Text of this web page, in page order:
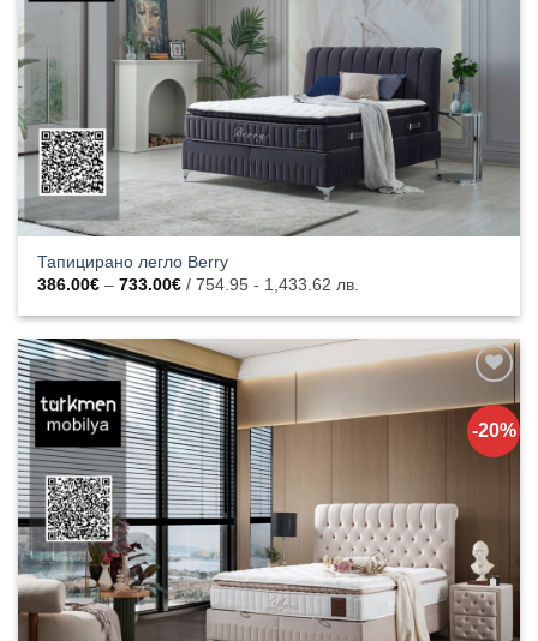
Тапицирано легло Berry
386.00€ – 733.00€Price
386.00€
733.00€
/ 754.95 - 1,433.62 лв.
-20%
Добавяне
към
списъка с
харесани